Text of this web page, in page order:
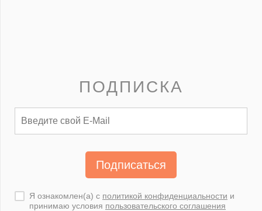
ПОДПИСКА
Подписаться
Я ознакомлен(а) с политикой конфиденциальности и
принимаю условия пользовательского соглашения